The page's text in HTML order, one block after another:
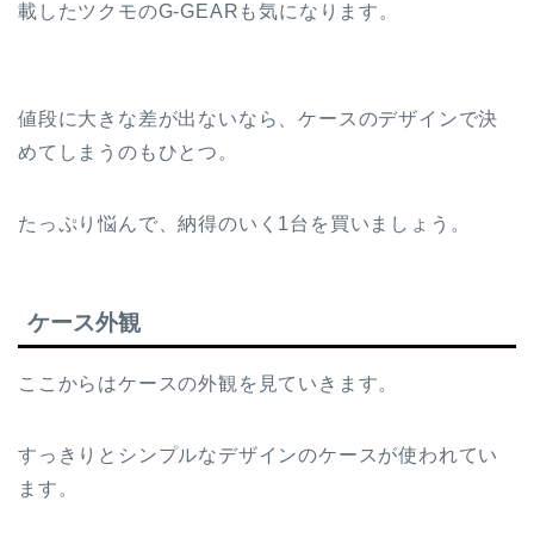
載したツクモのG-GEARも気になります。
値段に大きな差が出ないなら、ケースのデザインで決
めてしまうのもひとつ。
たっぷり悩んで、納得のいく1台を買いましょう。
ケース外観
ここからはケースの外観を見ていきます。
すっきりとシンプルなデザインのケースが使われてい
ます。